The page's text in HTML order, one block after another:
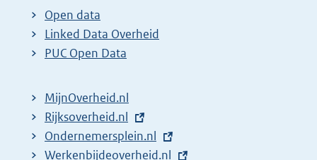
t
e
r
l
i
n
Open data
Linked Data Overheid
PUC Open Data
MijnOverheid.nl
E
x
t
Rijksoverheid.nl
E
x
Ondernemersplein.nl
E
Werkenbijdeoverheid.nl